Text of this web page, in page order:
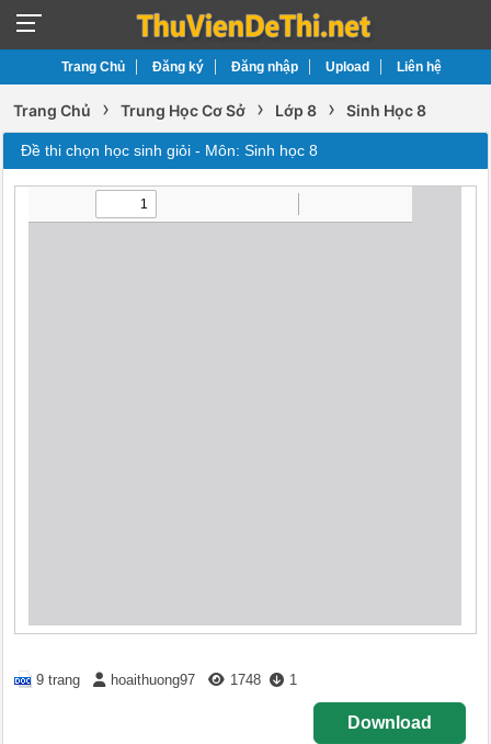
Trang Chủ Đăng ký Đăng nhập Upload Liên hệ
Trang Chủ › Trung Học Cơ Sở › Lớp 8 › Sinh Học 8
Đề thi chọn học sinh giỏi - Môn: Sinh học 8
9 trang hoaithuong97 1748 1
Download